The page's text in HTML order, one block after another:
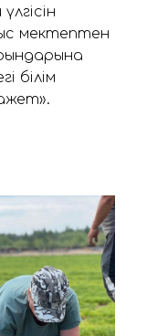
мектептен
білім